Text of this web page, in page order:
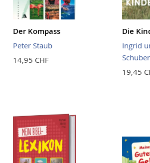
Der Kompass
Peter Staub
14,95 CHF
Die
Ingrid
19,45